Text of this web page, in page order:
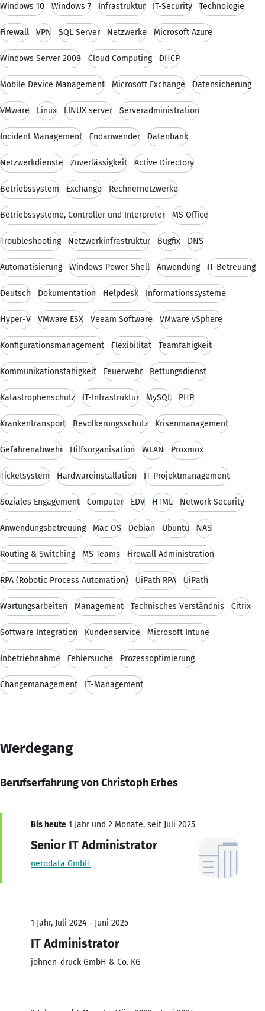
Windows 10 Windows 7 Infrastruktur IT-Security Technologie
Firewall VPN SQL Server Netzwerke Microsoft Azure
Windows Server 2008 Cloud Computing DHCP
Mobile Device Management Microsoft Exchange Datensicherung
VMware Linux LINUX server Serveradministration
Incident Management Endanwender Datenbank
Netzwerkdienste Zuverlässigkeit Active Directory
Betriebssystem Exchange Rechnernetzwerke
Betriebssysteme, Controller und Interpreter MS Office
Troubleshooting Netzwerkinfrastruktur Bugfix DNS
Automatisierung Windows Power Shell Anwendung IT-Betreuung
Deutsch Dokumentation Helpdesk Informationssysteme
Hyper-V VMware ESX Veeam Software VMware vSphere
Konfigurationsmanagement Flexibilität Teamfähigkeit
Kommunikationsfähigkeit Feuerwehr Rettungsdienst
Katastrophenschutz IT-Infrastruktur MySQL PHP
Krankentransport Bevölkerungsschutz Krisenmanagement
Gefahrenabwehr Hilfsorganisation WLAN Proxmox
Ticketsystem Hardwareinstallation IT-Projektmanagement
Soziales Engagement Computer EDV HTML Network Security
Anwendungsbetreuung Mac OS Debian Ubuntu NAS
Routing & Switching MS Teams Firewall Administration
RPA (Robotic Process Automation) UiPath RPA UiPath
Wartungsarbeiten Management Technisches Verständnis Citrix
Software Integration Kundenservice Microsoft Intune
Inbetriebnahme Fehlersuche Prozessoptimierung
Changemanagement IT-Management
Werdegang
Berufserfahrung von Christoph Erbes
Bis heute 1 Jahr und 2 Monate, seit Juli 2025
Senior IT Administrator
nerodata GmbH
1 Jahr, Juli 2024 - Juni 2025
IT Administrator
johnen-druck GmbH & Co. KG